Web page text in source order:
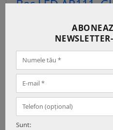
Bec LED AR111,
Adauga in cos
• In
Bec LED AR111/
2700K,
Sunt: